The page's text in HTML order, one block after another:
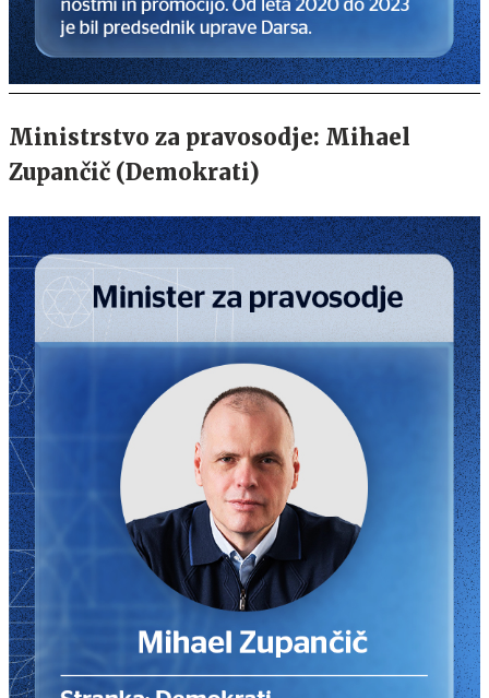
Ministrstvo za pravosodje: Mihael
Zupančič (Demokrati)